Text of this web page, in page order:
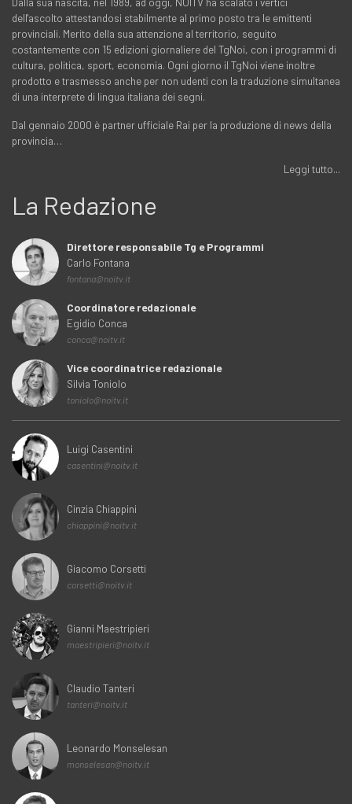
dell'ascolto attestandosi stabilmente al primo posto tra le emittenti
provinciali. Merito della sua attenzione al territorio, seguito
costantemente con 15 edizioni giornaliere del TgNoi, con i programmi di
cultura, politica, sport, economia. Ogni giorno il TgNoi viene inoltre
prodotto e trasmesso anche per non udenti con la traduzione simultanea
di una interprete di lingua italiana dei segni.
Dal gennaio 2000 è partner ufficiale Rai per la produzione di news della
provincia…
Leggi tutto...
La Redazione
Direttore responsabile Tg e Programmi
Carlo Fontana
fontana@noitv.it
Coordinatore redazionale
Egidio Conca
conca@noitv.it
Vice coordinatrice redazionale
Silvia Toniolo
toniolo@noitv.it
Luigi Casentini
casentini@noitv.it
Cinzia Chiappini
chiappini@noitv.it
Giacomo Corsetti
corsetti@noitv.it
Gianni Maestripieri
maestripieri@noitv.it
Claudio Tanteri
tanteri@noitv.it
Leonardo Monselesan
monselesan@noitv.it